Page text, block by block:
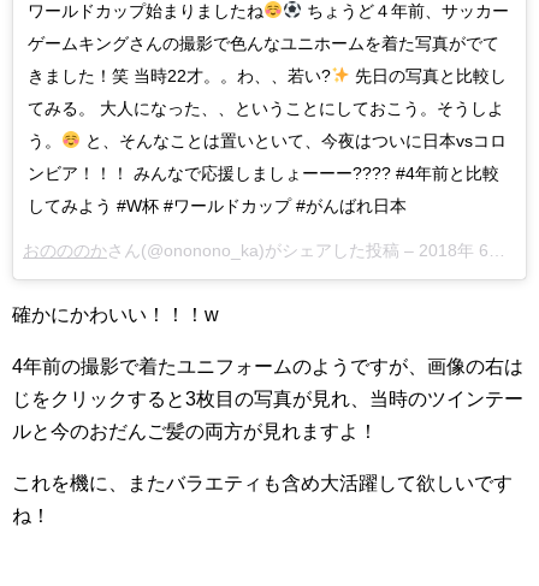
ワールドカップ始まりましたね
ちょうど４年前、サッカー
ゲームキングさんの撮影で色んなユニホームを着た写真がでて
きました！笑 当時22才。。わ、、若い?
先日の写真と比較し
てみる。 大人になった、、ということにしておこう。そうしよ
う。
と、そんなことは置いといて、今夜はついに日本vsコロ
ンビア！！！ みんなで応援しましょーーー???? #4年前と比較
してみよう #W杯 #ワールドカップ #がんばれ日本
おのののかさん(@ononono_ka)がシェアした投稿 – 2018年 6月月18日午後5時39分PDT
確かにかわいい！！！w
4年前の撮影で着たユニフォームのようですが、画像の右は
じをクリックすると3枚目の写真が見れ、当時のツインテー
ルと今のおだんご髪の両方が見れますよ！
これを機に、またバラエティも含め大活躍して欲しいです
ね！